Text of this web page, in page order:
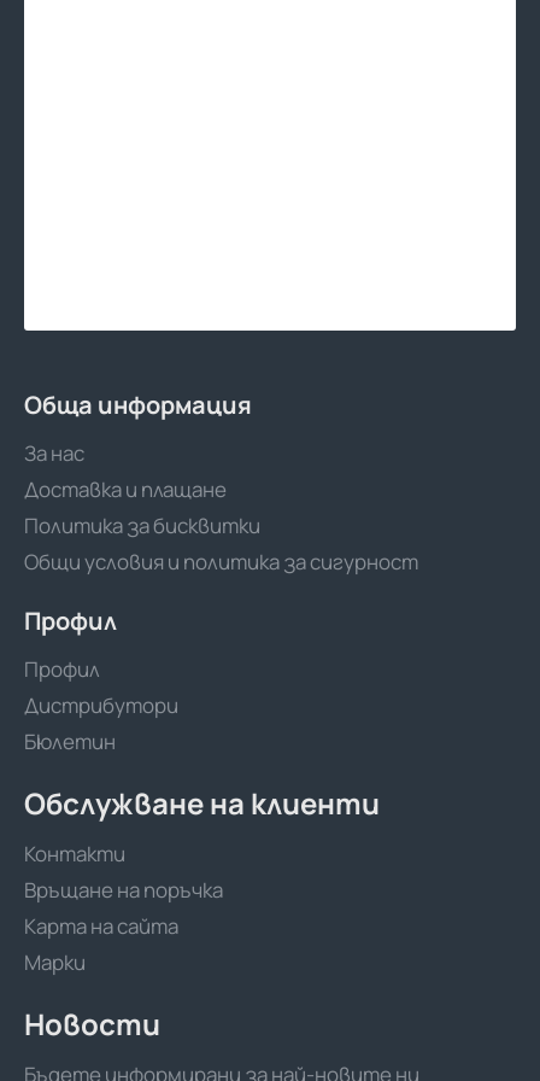
Обща информация
За нас
Доставка и плащане
Политика за бисквитки
Общи условия и политика за сигурност
Профил
Профил
Дистрибутори
Бюлетин
Обслужване на клиенти
Контакти
Връщане на поръчка
Карта на сайта
Марки
Новости
Бъдете информирани за най-новите ни